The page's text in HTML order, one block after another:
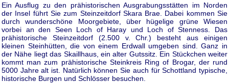
Ein Ausflug zu den prähistorischen Ausgrabungsstätten im Norden
der Insel führt Sie zum Steinzeitdorf Skara Brae. Dabei kommen Sie
durch wunderschöne Moorgebiete, über hügelige grüne Wiesen
vorbei an den Seen Loch of Haray und Loch of Stenness. Das
prähistorische Steinzeitdorf (2.500 v. Chr.) besteht aus einigen
kleinen Steinhütten, die von einem Erdwall umgeben sind. Ganz in
der Nähe liegt das Skaillhaus, ein alter Gutssitz. Ein Stückchen weiter
kommt man zum prähistorische Steinkreis Ring of Brogar, der rund
5000 Jahre alt ist. Natürlich können Sie auch für Schottland typische,
historische Burgen und Schlösser besuchen.